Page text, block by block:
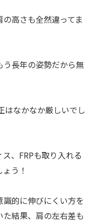
高さも全然違ってま
う長年の姿勢だから無
はなかなか厳しいでし
、FRPも取り入れる
う！
的に伸びにくい方を
結果、肩の左右差も